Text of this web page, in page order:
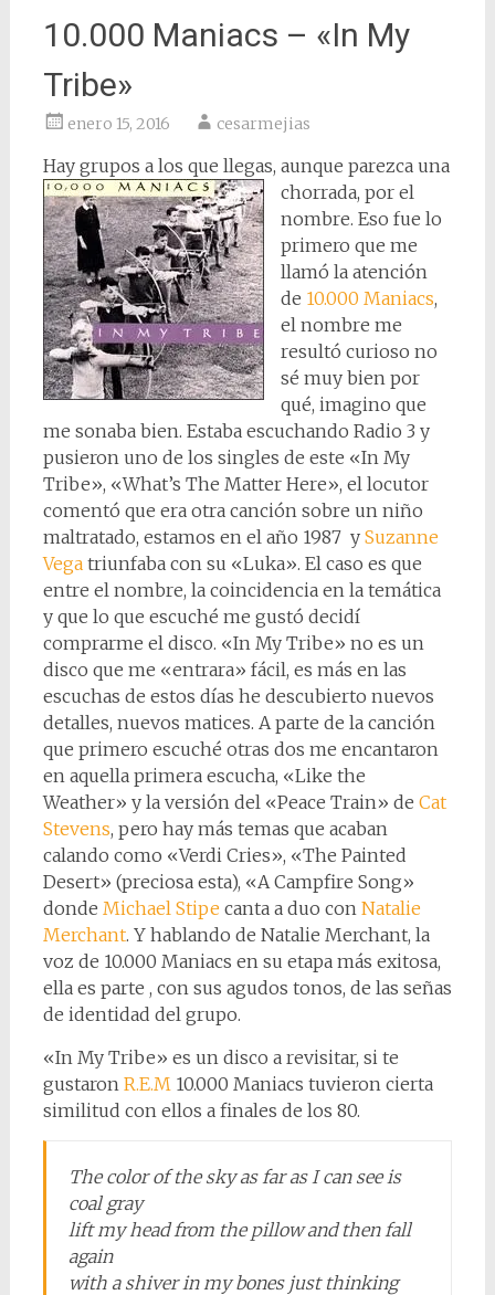
10.000 Maniacs – «In My
Tribe»
enero 15, 2016 cesarmejias
Hay grupos a los que llegas, aunque parezca una
chorrada, por el
nombre. Eso fue lo
primero que me
llamó la atención
de 10.000 Maniacs,
el nombre me
resultó curioso no
sé muy bien por
qué, imagino que
me sonaba bien. Estaba escuchando Radio 3 y
pusieron uno de los singles de este «In My
Tribe», «What’s The Matter Here», el locutor
comentó que era otra canción sobre un niño
maltratado, estamos en el año 1987 y Suzanne
Vegatriunfaba con su «Luka». El caso es que
entre el nombre, la coincidencia en la temática
y que lo que escuché me gustó decidí
comprarme el disco. «In My Tribe» no es un
disco que me «entrara» fácil, es más en las
escuchas de estos días he descubierto nuevos
detalles, nuevos matices. A parte de la canción
que primero escuché otras dos me encantaron
en aquella primera escucha, «Like the
Weather» y la versión del «Peace Train» de Cat
Stevens, pero hay más temas que acaban
calando como «Verdi Cries», «The Painted
Desert» (preciosa esta), «A Campfire Song»
donde Michael Stipe canta a duo con Natalie
Merchant. Y hablando de Natalie Merchant, la
voz de 10.000 Maniacs en su etapa más exitosa,
ella es parte , con sus agudos tonos, de las señas
de identidad del grupo.
«In My Tribe» es un disco a revisitar, si te
gustaron R.E.M10.000 Maniacs tuvieron cierta
similitud con ellos a finales de los 80.
The color of the sky as far as I can see is
coal gray
lift my head from the pillow and then fall
again
with a shiver in my bones just thinking